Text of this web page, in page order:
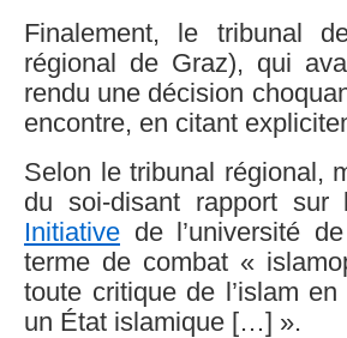
Finalement, le tribunal
régional de Graz), qui
rendu une décision
encontre, en citant
Selon le tribunal régional,
du soi-disant rapport
Initiative de l’université
terme de combat «
toute critique de l’islam
un État islamique […] ».